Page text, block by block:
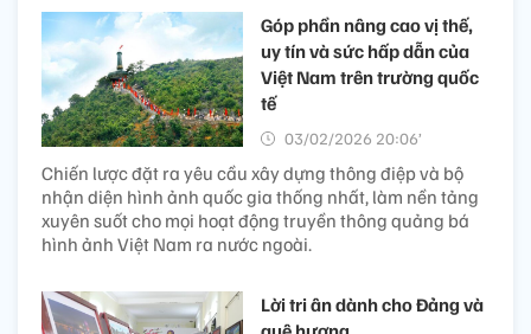
Góp phần nâng cao vị thế,
uy tín và sức hấp dẫn của
Việt Nam trên trường quốc
tế
03/02/2026 20:06’
Chiến lược đặt ra yêu cầu xây dựng thông điệp và bộ
nhận diện hình ảnh quốc gia thống nhất, làm nền tảng
xuyên suốt cho mọi hoạt động truyền thông quảng bá
hình ảnh Việt Nam ra nước ngoài.
Lời tri ân dành cho Đảng và